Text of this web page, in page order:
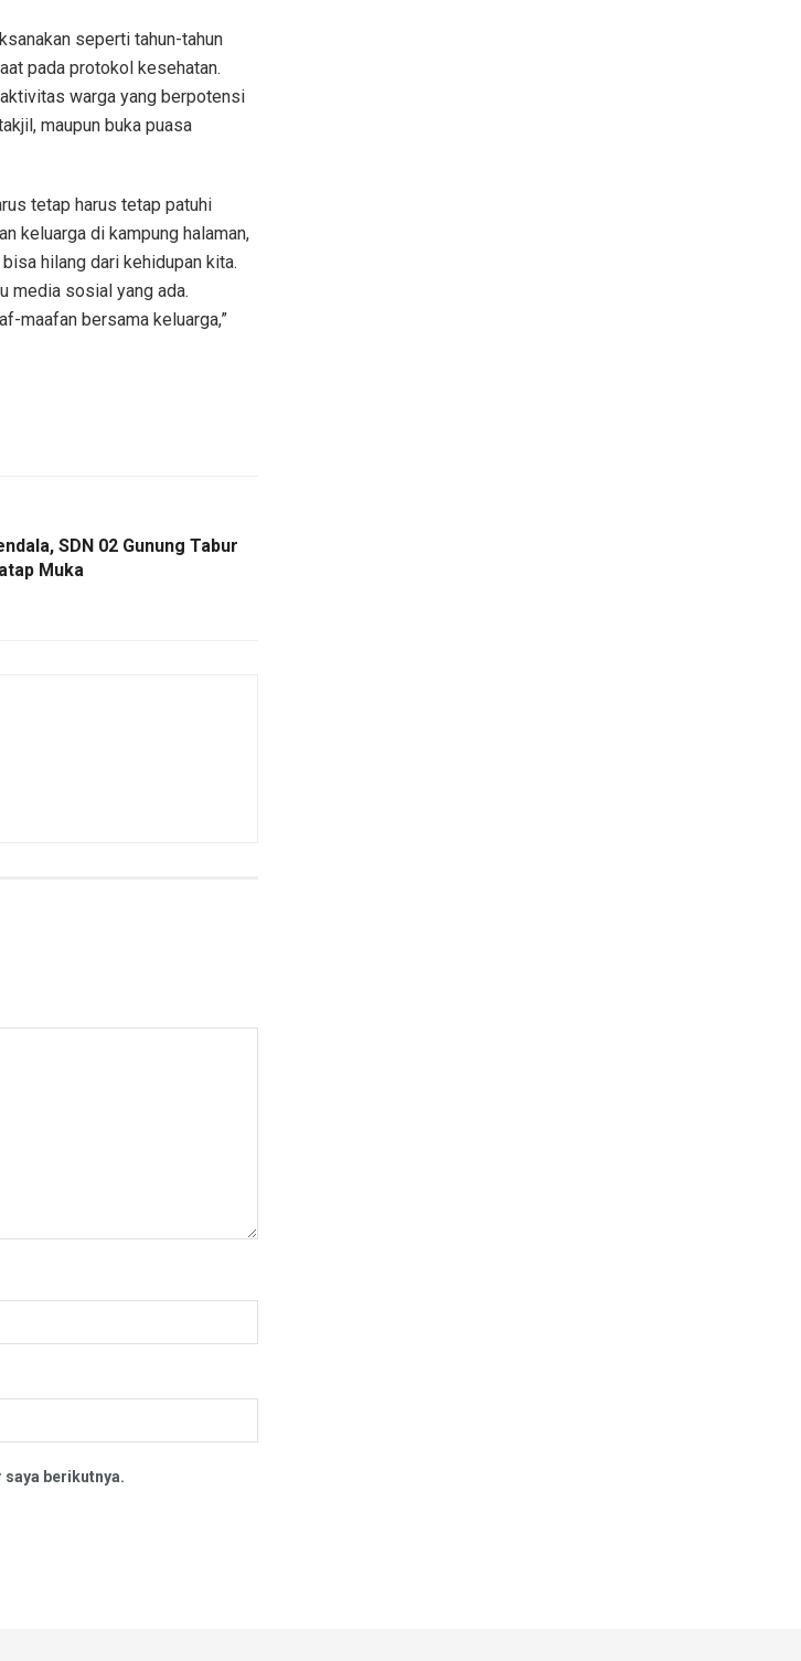
seperti tahun-tahun
pada protokol kesehatan.
warga yang berpotensi
maupun buka puasa
tetap harus tetap patuhi
keluarga di kampung halaman,
hilang dari kehidupan kita.
media sosial yang ada.
maafan bersama keluarga,”
SDN 02 Gunung Tabur
Muka
saya berikutnya.